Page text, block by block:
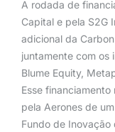
A rodada de
Capital e pela S2G
adicional da
juntamente com os
Blume Equity,
Esse
pela Aerones de
Fundo de